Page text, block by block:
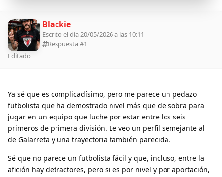
Blackie
Escrito el día 20/05/2026 a las 10:11
Respuesta #1
Editado
Ya sé que es complicadísimo, pero me parece un pedazo
futbolista que ha demostrado nivel más que de sobra para
jugar en un equipo que luche por estar entre los seis
primeros de primera división. Le veo un perfil semejante al
de Galarreta y una trayectoria también parecida.
Sé que no parece un futbolista fácil y que, incluso, entre la
afición hay detractores, pero si es por nivel y por aportación,